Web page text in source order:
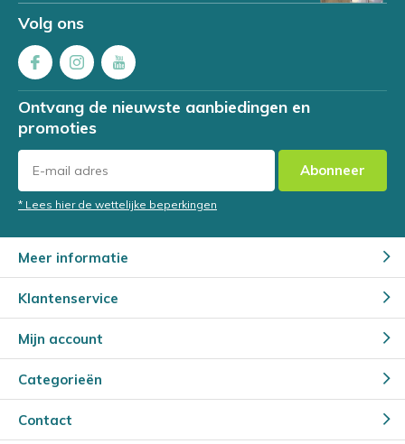
Volg ons
Ontvang de nieuwste aanbiedingen en
promoties
Abonneer
* Lees hier de wettelijke beperkingen
Meer informatie
Klantenservice
Mijn account
Categorieën
Contact